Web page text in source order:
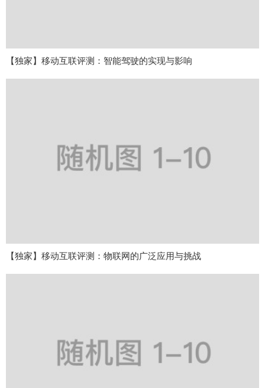
【独家】移动互联评测：智能驾驶的实现与影响
【独家】移动互联评测：物联网的广泛应用与挑战